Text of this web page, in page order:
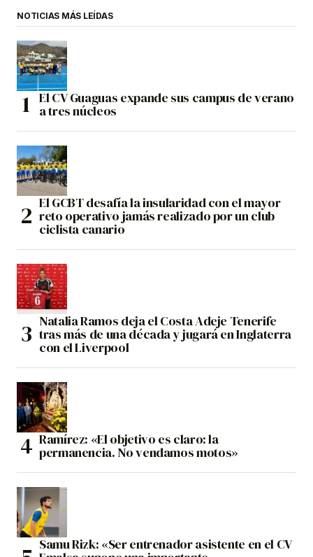
NOTICIAS MÁS LEÍDAS
El CV Guaguas expande sus campus de verano
a tres núcleos
El GCBT desafía la insularidad con el mayor
reto operativo jamás realizado por un club
ciclista canario
Natalia Ramos deja el Costa Adeje Tenerife
tras más de una década y jugará en Inglaterra
con el Liverpool
Ramírez: «El objetivo es claro: la
permanencia. No vendamos motos»
Samu Rizk: «Ser entrenador asistente en el CV